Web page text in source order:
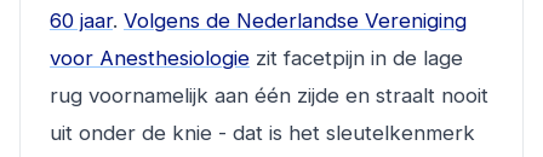
60 jaar. Volgens de Nederlandse Vereniging
voor Anesthesiologie zit facetpijn in de lage
rug voornamelijk aan één zijde en straalt nooit
uit onder de knie - dat is het sleutelkenmerk